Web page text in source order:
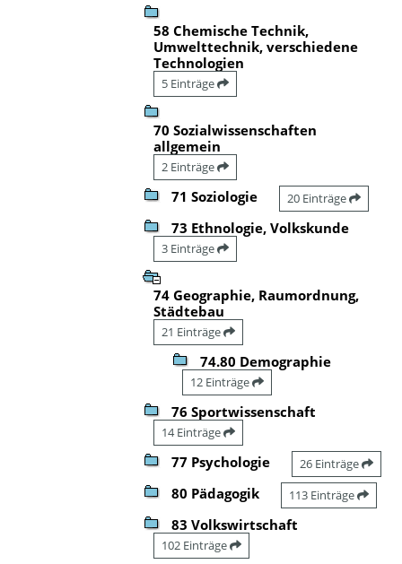
58 Chemische Technik,
Umwelttechnik, verschiedene
Technologien
5 Einträge
70 Sozialwissenschaften
allgemein
2 Einträge
71 Soziologie 20 Einträge
73 Ethnologie, Volkskunde
3 Einträge
74 Geographie, Raumordnung,
Städtebau
21 Einträge
74.80 Demographie
12 Einträge
76 Sportwissenschaft
14 Einträge
77 Psychologie 26 Einträge
80 Pädagogik 113 Einträge
83 Volkswirtschaft
102 Einträge